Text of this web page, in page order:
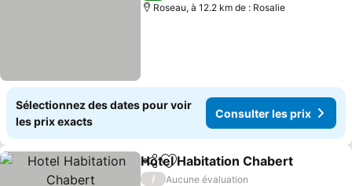
Roseau, à 12.2 km de : Rosalie
Sélectionnez des dates pour voir
les prix exacts
Consulter les prix
PartagerAjouter à mes favoris
Hotel Habitation Chabert
/
Aucune évaluation